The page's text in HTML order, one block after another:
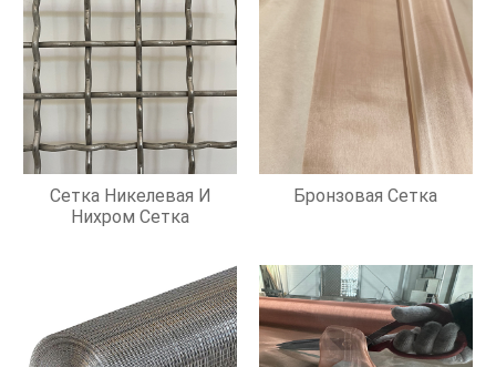
Сетка Никелевая И
Нихром Сетка
Бронзовая Сетка